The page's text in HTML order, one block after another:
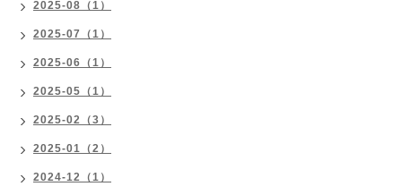
2025-08（1）
2025-07（1）
2025-06（1）
2025-05（1）
2025-02（3）
2025-01（2）
2024-12（1）